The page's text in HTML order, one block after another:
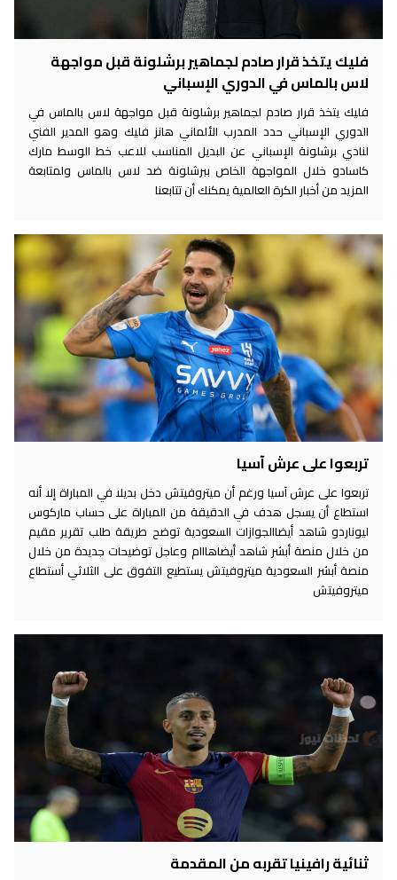
فليك يتخذ قرار صادم لجماهير برشلونة قبل مواجهة
لاس بالماس في الدوري الإسباني
فليك يتخذ قرار صادم لجماهير برشلونة قبل مواجهة لاس بالماس في
الدوري الإسباني حدد المدرب الألماني هانز فليك وهو المدير الفني
لنادي برشلونة الإسباني عن البديل المناسب للاعب خط الوسط مارك
كاسادو خلال المواجهة الخاص ببرشلونة ضد لاس بالماس ولمتابعة
المزيد من أخبار الكرة العالمية يمكنك أن تتابعنا
تربعوا على عرش آسيا
تربعوا على عرش آسيا ورغم أن ميتروفيتش دخل بديلا في المباراة إلا أنه
استطاع أن يسجل هدف في الدقيقة من المباراة على حساب ماركوس
ليوناردو شاهد أيضاالجوازات السعودية توضح طريقة طلب تقرير مقيم
من خلال منصة أبشر شاهد أيضاهااام وعاجل توضيحات جديدة من خلال
منصة أبشر السعودية ميتروفيتش يستطيع التفوق على الثلاثي أستطاع
ميتروفيتش
ثنائية رافينيا تقربه من المقدمة